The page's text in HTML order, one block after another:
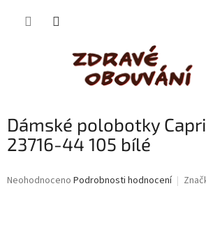
Dámské polobotky
23716-44 105 bílé
Průměrné
Neohodnoceno Podrobnosti hodnocení